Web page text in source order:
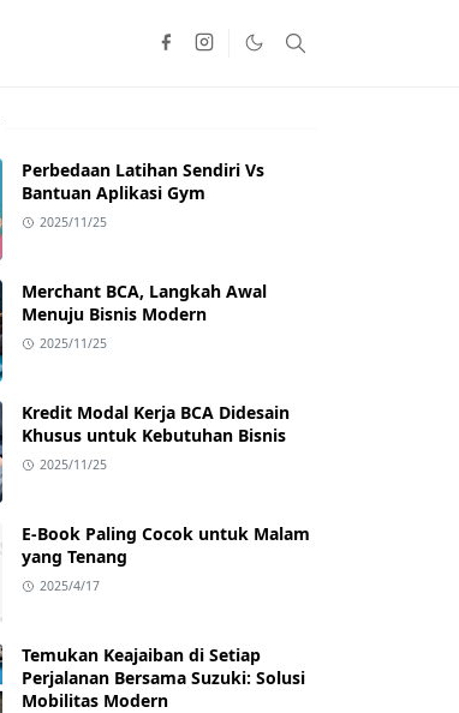
Perbedaan Latihan Sendiri Vs
Bantuan Aplikasi Gym
2025/11/25
Merchant BCA, Langkah Awal
Menuju Bisnis Modern
2025/11/25
Kredit Modal Kerja BCA Didesain
Khusus untuk Kebutuhan Bisnis
2025/11/25
E-Book Paling Cocok untuk Malam
yang Tenang
2025/4/17
Temukan Keajaiban di Setiap
Perjalanan Bersama Suzuki: Solusi
Mobilitas Modern